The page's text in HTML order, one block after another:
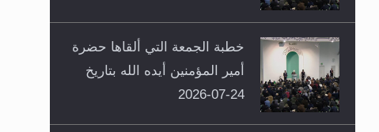
خطبة الجمعة التي ألقاها حضرة
أمير المؤمنين أيده الله بتاريخ
24-07-2026